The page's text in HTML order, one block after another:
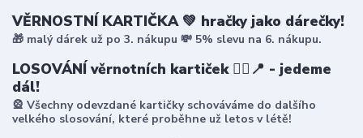
VĚRNOSTNÍ KARTIČKA 💚 hračky jako dárečky!
🎁 malý dárek už po 3. nákupu 💸 5% slevu na 6. nákupu.
LOSOVÁNÍ věrnotních kartiček 🤸‍♀️📍 - jedeme
dál!
🎡 Všechny odevzdané kartičky schováváme do dalšího
velkého slosování, které proběhne už letos v létě!